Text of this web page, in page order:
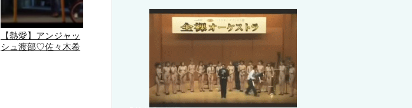
【熱愛】アンジャッ
シュ渡部♡佐々木希